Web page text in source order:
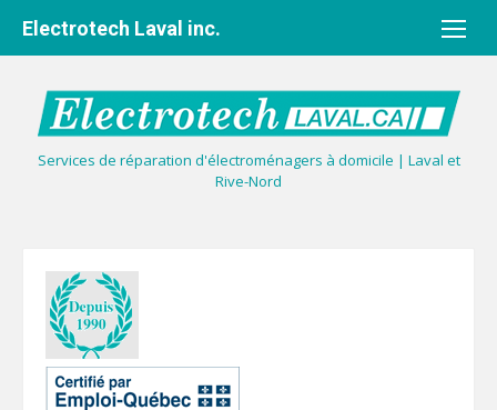
Services de réparation d'électroménagers à domicile | Laval et
Rive-Nord
Electrotech Laval inc.